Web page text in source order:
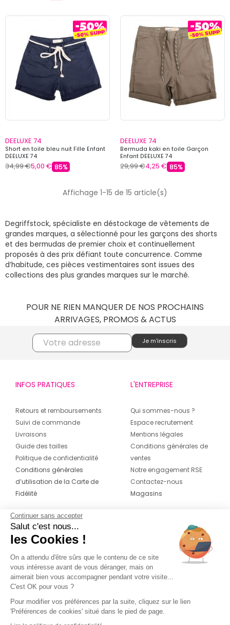
DEELUXE 74
Short en toile bleu nuit Fille Enfant
DEELUXE 74
34,99 €5,00 € 85%
DEELUXE 74
Bermuda kaki en toile Garçon
Enfant DEELUXE 74
29,99 €4,25 € 85%
Affichage 1-15 de 15 article(s)
Degriffstock, spécialiste en déstockage de vêtements de
grandes marques, a sélectionné pour les garçons des shorts
et des bermudas de premier choix et continuellement
proposés à des prix défiant toute concurrence. Comme
d’habitude, ces pièces vestimentaires sont issues des
collections des plus grandes marques sur le marché.
POUR NE RIEN MANQUER DE NOS PROCHAINS
ARRIVAGES, PROMOS & ACTUS
INFOS PRATIQUES
Retours et remboursements
Suivi de commande
Livraisons
Guide des tailles
Politique de confidentialité
Conditions générales
d’utilisation de la Carte de
Fidélité
L'ENTREPRISE
Qui sommes-nous ?
Espace recrutement
Mentions légales
Conditions générales de
ventes
Notre engagement RSE
Contactez-nous
Magasins
CONTACT
04 42 20 78 42
Du lundi au jeudi de 8h30 à 16h30 & le
vendredi de 8h30 à 15h30
Continuer sans accepter
Salut c'est nous...
les Cookies !
On a attendu d'être sûrs que le contenu de ce site
vous intéresse avant de vous déranger, mais on
aimerait bien vous accompagner pendant votre visite...
C'est OK pour vous ?
Pour modifier vos préférences par la suite, cliquez sur le lien
'Préférences de cookies' situé dans le pied de page.